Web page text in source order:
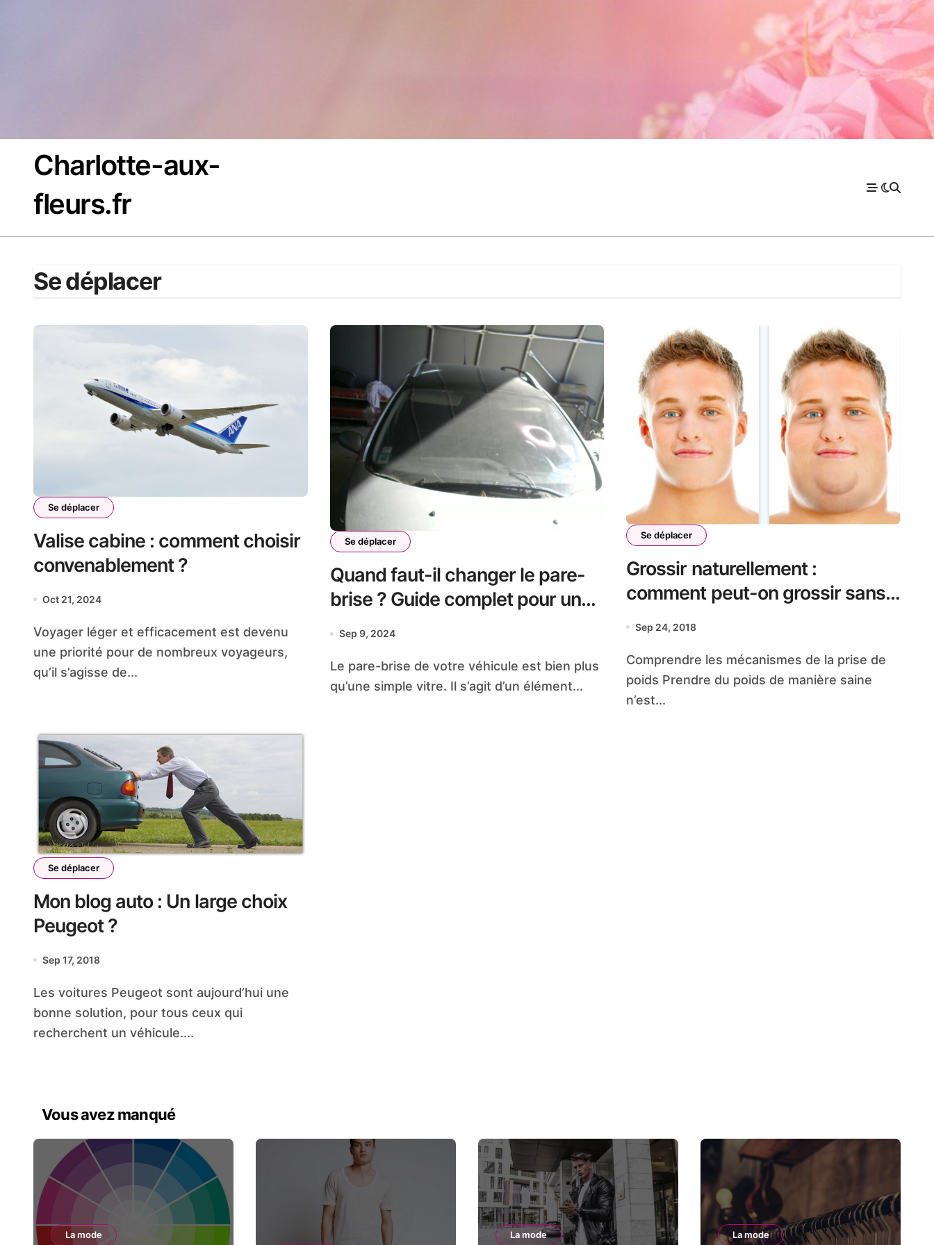
Charlotte-aux-
fleurs.fr
Se déplacer
Se déplacer
Valise cabine : comment choisir
convenablement ?
Oct 21, 2024
Voyager léger et efficacement est devenu
une priorité pour de nombreux voyageurs,
qu’il s’agisse de...
Se déplacer
Quand faut-il changer le pare-
brise ? Guide complet pour une
sécurité optimale
Sep 9, 2024
Le pare-brise de votre véhicule est bien plus
qu’une simple vitre. Il s’agit d’un élément...
Se déplacer
Grossir naturellement :
comment peut-on grossir sans
Sep 24, 2018
Comprendre les mécanismes de la prise de
poids Prendre du poids de manière saine
n’est...
Se déplacer
Mon blog auto : Un large choix
Peugeot ?
Sep 17, 2018
Les voitures Peugeot sont aujourd’hui une
bonne solution, pour tous ceux qui
recherchent un véhicule....
Vous avez manqué
La mode La mode La mode